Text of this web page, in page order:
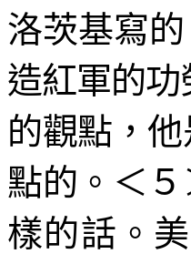
洛茨基寫
造紅軍的功
的觀點，
點的。＜
樣的話。